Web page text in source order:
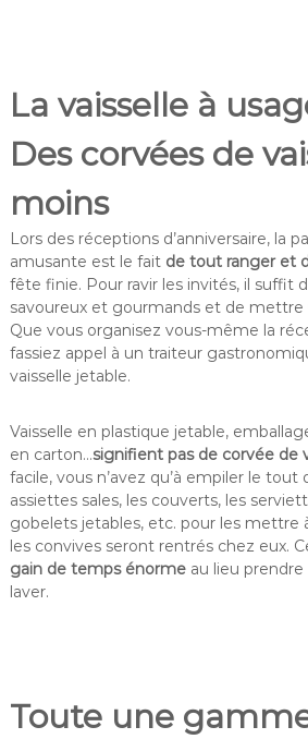
La vaisselle à
Des corvées de
moins
Lors des réceptions d’anniversaire, la
amusante est le fait de tout ranger et
fête finie. Pour ravir les invités, il suffit
savoureux et gourmands et de mettre
Que vous organisez vous-même la
fassiez appel à un traiteur
vaisselle jetable.
Vaisselle en plastique jetable,
en carton…signifient pas de corvée de
facile, vous n’avez qu’à empiler le tout
assiettes sales, les couverts, les
gobelets jetables, etc. pour les mettre
les convives seront rentrés chez eux.
gain de temps énormeau lieu
laver.
Toute une